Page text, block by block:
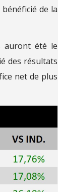
de la
auront été le
des résultats
net de plus